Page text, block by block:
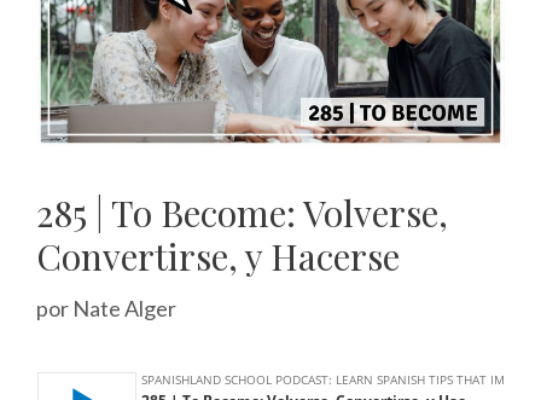
285 | To Become: Volverse,
Convertirse, y Hacerse
por Nate Alger